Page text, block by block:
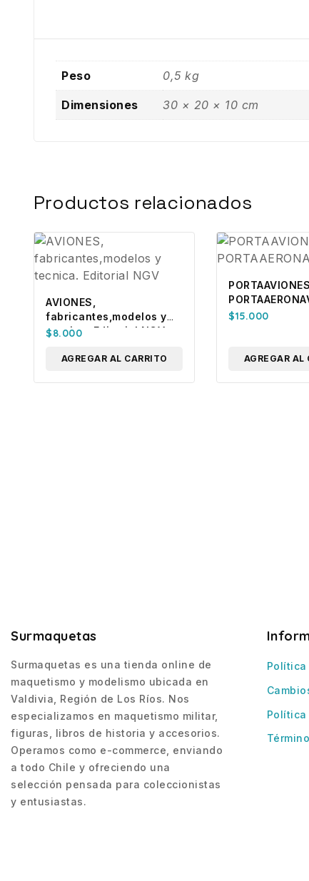
Peso 0,5 kg
Dimensiones 30 × 20 × 10 cm
Productos relacionados
AVIONES,
fabricantes,modelos y
tecnica. Editorial NGV
$8.000
AGREGAR AL CARRITO
$15.000
AGREGAR AL
Surmaquetas
Surmaquetas es una tienda online de
maquetismo y modelismo ubicada en
Valdivia, Región de Los Ríos. Nos
especializamos en maquetismo militar,
figuras, libros de historia y accesorios.
Operamos como e-commerce, enviando
a todo Chile y ofreciendo una
selección pensada para coleccionistas
y entusiastas.
Política
Política